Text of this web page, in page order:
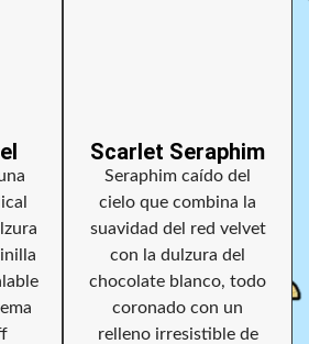
Scarlet Seraphim
Seraphim caído del
cielo que combina la
suavidad del red velvet
con la dulzura del
chocolate blanco, todo
coronado con un
relleno irresistible de